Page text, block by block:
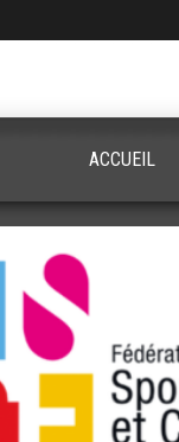
ACCUEIL